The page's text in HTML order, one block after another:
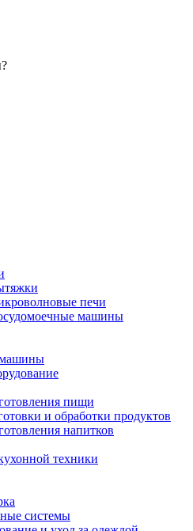
печи
машины
пищи
и обработки продуктов
напитков
техники
системы